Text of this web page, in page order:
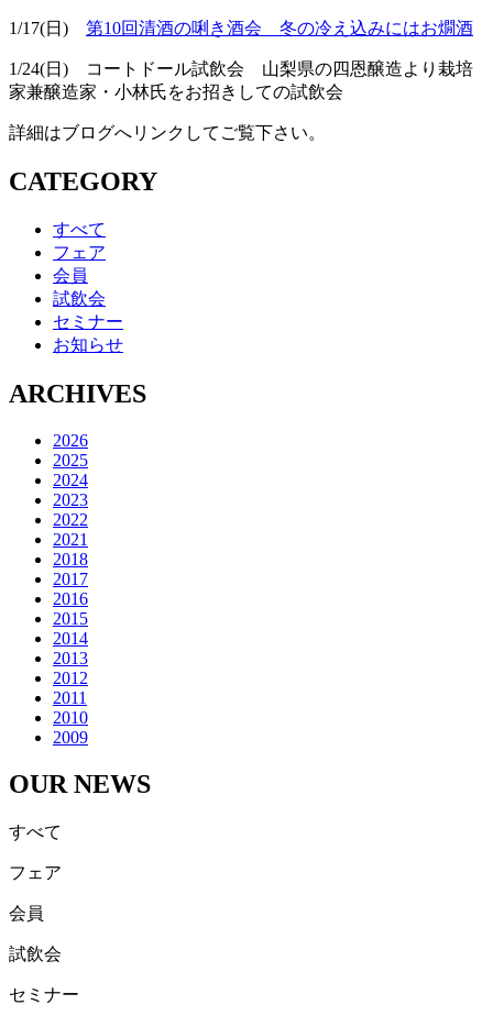
1/17(日) 第10回清酒の唎き酒会 冬の冷え込みにはお燗酒
1/24(日) コートドール試飲会 山梨県の四恩醸造より栽培
家兼醸造家・小林氏をお招きしての試飲会
詳細はブログへリンクしてご覧下さい。
CATEGORY
すべて
フェア
会員
試飲会
セミナー
お知らせ
ARCHIVES
2026
2025
2024
2023
2022
2021
2018
2017
2016
2015
2014
2013
2012
2011
2010
2009
OUR NEWS
すべて
フェア
会員
試飲会
セミナー